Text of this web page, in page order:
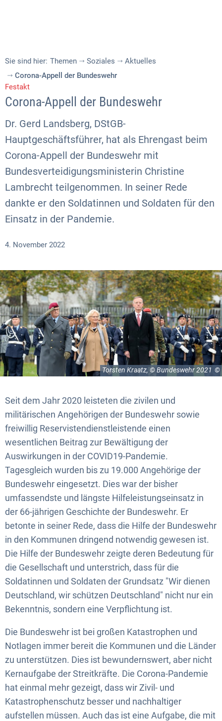
Sie sind hier: Themen Soziales
Aktuelles
Corona-Appell der Bundeswehr
Festakt
Corona-Appell der Bundeswehr
Dr. Gerd Landsberg, DStGB-
Hauptgeschäftsführer, hat als Ehrengast beim
Corona-Appell der Bundeswehr mit
Bundesverteidigungsministerin Christine
Lambrecht teilgenommen. In seiner Rede
dankte er den Soldatinnen und Soldaten für den
Einsatz in der Pandemie.
4. November 2022
Torsten Kraatz, © Bundeswehr 2021
Seit dem Jahr 2020 leisteten die zivilen und
militärischen Angehörigen der Bundeswehr sowie
freiwillig Reservistendienstleistende einen
wesentlichen Beitrag zur Bewältigung der
Auswirkungen in der COVID19-Pandemie.
Tagesgleich wurden bis zu 19.000 Angehörige der
Bundeswehr eingesetzt. Dies war der bisher
umfassendste und längste Hilfeleistungseinsatz in
der 66-jährigen Geschichte der Bundeswehr. Er
betonte in seiner Rede, dass die Hilfe der Bundeswehr
in den Kommunen dringend notwendig gewesen ist.
Die Hilfe der Bundeswehr zeigte deren Bedeutung für
die Gesellschaft und unterstrich, dass für die
Soldatinnen und Soldaten der Grundsatz "Wir dienen
Deutschland, wir schützen Deutschland" nicht nur ein
Bekenntnis, sondern eine Verpflichtung ist.
Die Bundeswehr ist bei großen Katastrophen und
Notlagen immer bereit die Kommunen und die Länder
zu unterstützen. Dies ist bewundernswert, aber nicht
Kernaufgabe der Streitkräfte. Die Corona-Pandemie
hat einmal mehr gezeigt, dass wir Zivil- und
Katastrophenschutz besser und nachhaltiger
aufstellen müssen. Auch das ist eine Aufgabe, die mit